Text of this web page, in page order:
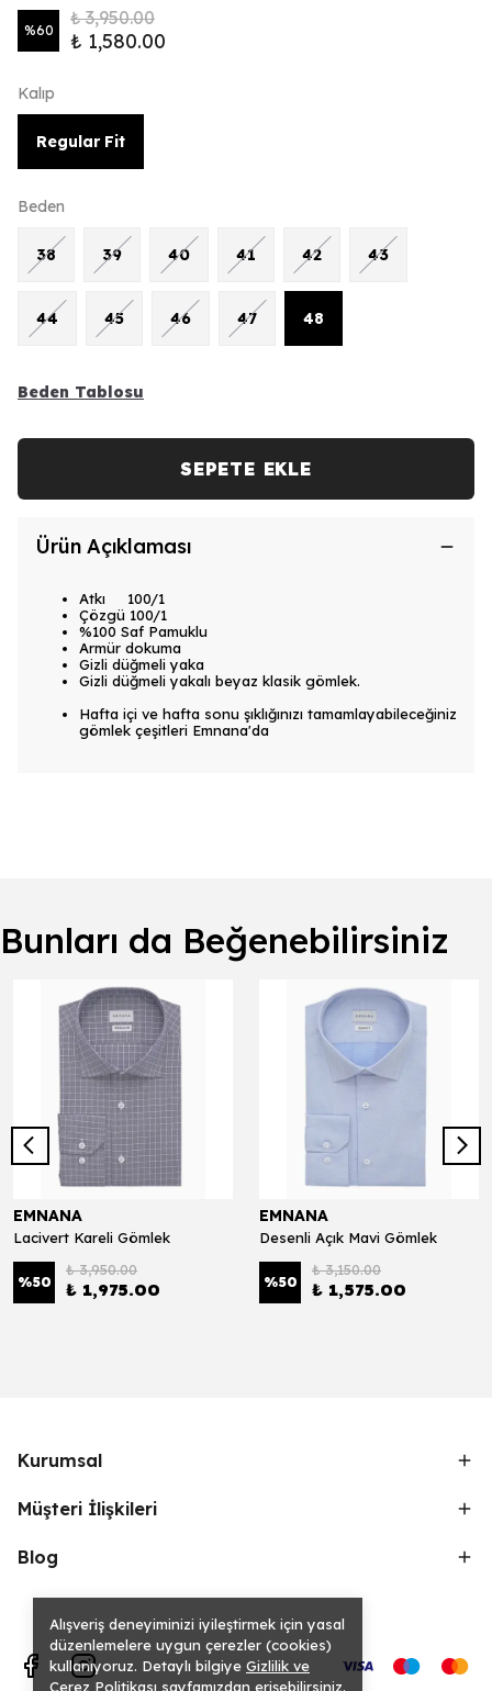
Alışveriş deneyiminizi iyileştirmek için yasal
düzenlemelere uygun çerezler (cookies)
kullanıyoruz. Detaylı bilgiye Gizlilik ve
Çerez Politikası sayfamızdan erişebilirsiniz.
%60
₺ 3,950.00
₺ 1,580.00
Kalıp
Regular Fit
Beden
38 39 40 41 42 43
44 45 46 47 48
Beden Tablosu
SEPETE EKLE
Ürün Açıklaması
Atkı 100/1
Çözgü 100/1
%100 Saf Pamuklu
Armür dokuma
Gizli düğmeli yaka
Gizli düğmeli yakalı beyaz klasik gömlek.
Hafta içi ve hafta sonu şıklığınızı tamamlayabileceğiniz
gömlek çeşitleri Emnana'da
Bunları da Beğenebilirsiniz
EMNANA
Lacivert Kareli Gömlek
%50
₺ 3,950.00
₺ 1,975.00
EMNANA
Desenli Açık Mavi Gömlek
%50
₺ 3,150.00
₺ 1,575.00
Kurumsal
Müşteri İlişkileri
Blog